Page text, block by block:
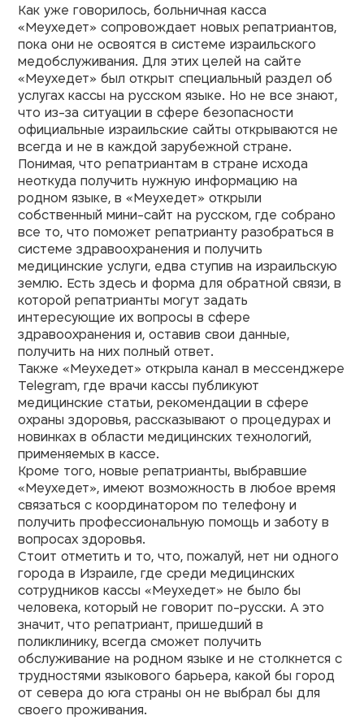
Как уже говорилось, больничная касса
«Меухедет» сопровождает новых репатриантов,
пока они не освоятся в системе израильского
медобслуживания. Для этих целей на сайте
«Меухедет» был открыт специальный раздел об
услугах кассы на русском языке. Но не все знают,
что из-за ситуации в сфере безопасности
официальные израильские сайты открываются не
всегда и не в каждой зарубежной стране.
Понимая, что репатриантам в стране исхода
неоткуда получить нужную информацию на
родном языке, в «Меухедет» открыли
собственныймини-сайт на русском, где собрано
все то, что поможет репатрианту разобраться в
системе здравоохранения и получить
медицинские услуги, едва ступив на израильскую
землю. Есть здесь и форма для обратной связи, в
которой репатрианты могут задать
интересующие их вопросы в сфере
здравоохранения и, оставив свои данные,
получить на них полный ответ.
Также «Меухедет» открылаканал в мессенджере
Telegram, где врачи кассы публикуют
медицинские статьи, рекомендации в сфере
охраны здоровья, рассказывают о процедурах и
новинках в области медицинских технологий,
применяемых в кассе.
Кроме того, новые репатрианты, выбравшие
«Меухедет», имеют возможность в любое время
связаться с координатором по телефону и
получить профессиональную помощь и заботу в
вопросах здоровья.
Стоит отметить и то, что, пожалуй, нет ни одного
города в Израиле, где среди медицинских
сотрудников кассы «Меухедет» не было бы
человека, который не говорит по-русски. А это
значит, что репатриант, пришедший в
поликлинику, всегда сможет получить
обслуживание на родном языке и не столкнется с
трудностями языкового барьера, какой бы город
от севера до юга страны он не выбрал бы для
своего проживания.